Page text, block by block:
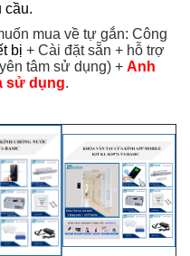
cầu.
mua về tự gắn: Công
bị + Cài đặt sẵn + hỗ trợ
tâm sử dụng) + Anh
sử dụng.